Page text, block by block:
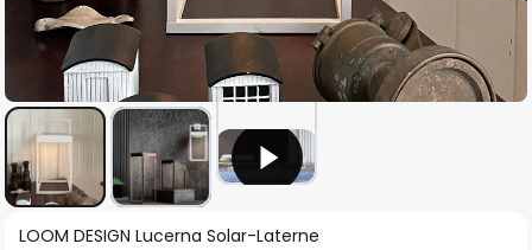
Zum
LOOM DESIGN Lucerna Solar-Laterne